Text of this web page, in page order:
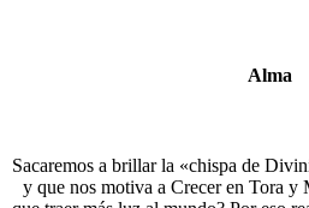
Alma
Sacaremos a brillar la «chispa de
y que nos motiva a Crecer en Tora y